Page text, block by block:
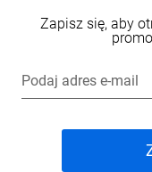
Zapisz się, aby
Podaj adres e-mail